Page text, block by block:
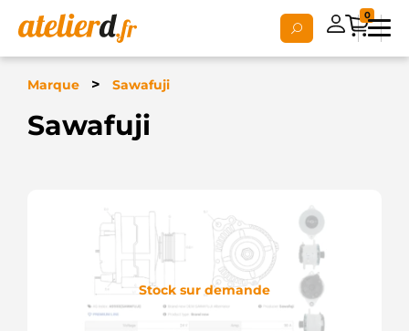
0
Marque > Sawafuji
Sawafuji
Stock sur demande